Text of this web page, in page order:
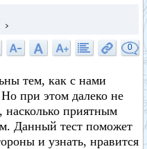
0
тем, как с нами
при этом далеко не
насколько приятным
Данный тест поможет
и узнать, нравится